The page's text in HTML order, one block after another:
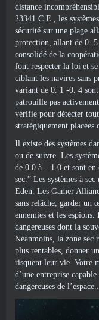
distance
23341 C.E., les
sécurité sur une plage
protection, allant de 0.
consolidé de la
font respecter la loi et
ciblant les navires sans
variant de 0. 1 -0. 4
patrouille pas
vérifie pour détecter
stratégiquement placées
Il existe des systèmes
ou de suivre. Les
de 0.0 à – 1.0 et sont en
sec.” Les systèmes à
Eden. Les Gamer
sans relâche, garder un
ennemies et les
dangereuses dont la
Néanmoins, la zone sec
plus rentables, donner
risquent leur vie. Votre
d’une entreprise
dangereuses de l’espace..